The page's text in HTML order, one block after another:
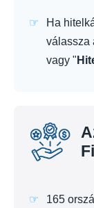
Ha
válassza
vagy "
165